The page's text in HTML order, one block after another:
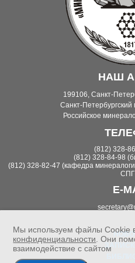
НАШ
199106, Санкт-
Санкт-Петербургский
Российское
(812) 328-
(812) 328-84-98
(812) 328-82-47 (кафедра
E-
Мы используем файлы Cookie в
конфиденциальности . Они
взаимодействие с сайтом